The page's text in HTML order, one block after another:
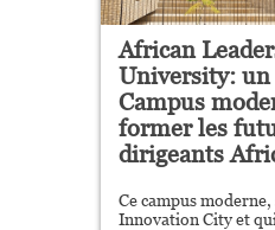
African
University: un
Campus
former les
dirigeants
Ce campus
Innovation City et